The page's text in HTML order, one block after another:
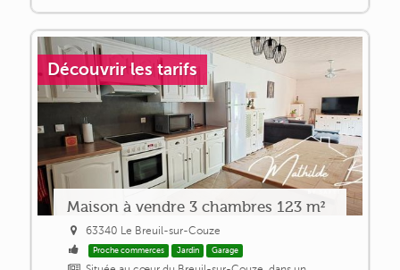
Découvrir les tarifs
Maison à vendre 3 chambres 123 m²
63340 Le Breuil-sur-Couze
Proche commerces Jardin Garage